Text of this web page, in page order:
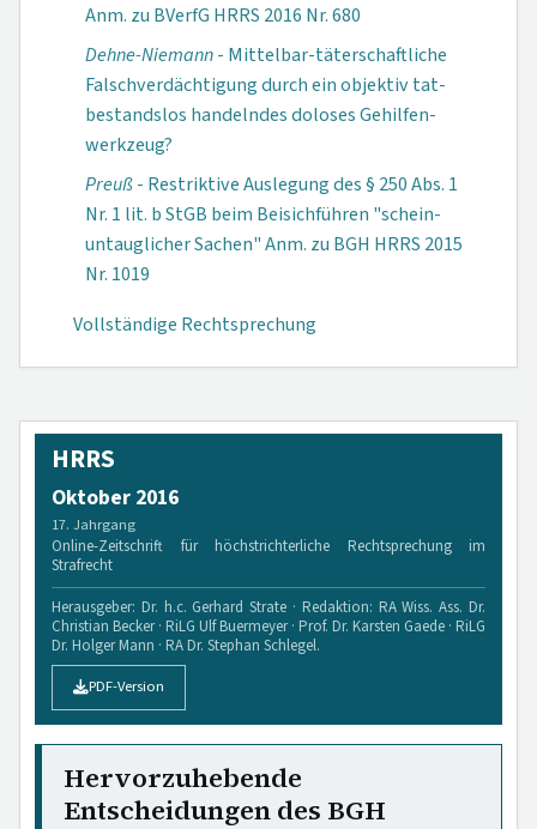
Anm. zu BVerfG HRRS 2016 Nr. 680
Dehne-Niemann- Mittelbar-täter­schaftliche
Falsch­verdächtigung durch ein objektiv tat­
bestands­los handelndes doloses Gehilfen­
werkzeug?
Preuß- Restriktive Auslegung des § 250 Abs. 1
Nr. 1 lit. b StGB beim Bei­sich­führen "schein-
untauglicher Sachen" Anm. zu BGH HRRS 2015
Nr. 1019
Vollständige Rechtsprechung
HRRS
Oktober 2016
17. Jahrgang
Online-Zeitschrift für höchstrichterliche Rechtsprechung im
Strafrecht
Herausgeber: Dr. h.c. Gerhard Strate · Redaktion: RA Wiss. Ass. Dr.
Christian Becker · RiLG Ulf Buermeyer · Prof. Dr. Karsten Gaede · RiLG
Dr. Holger Mann · RA Dr. Stephan Schlegel.
PDF-Version
Hervorzuhebende
Entscheidungen des BGH